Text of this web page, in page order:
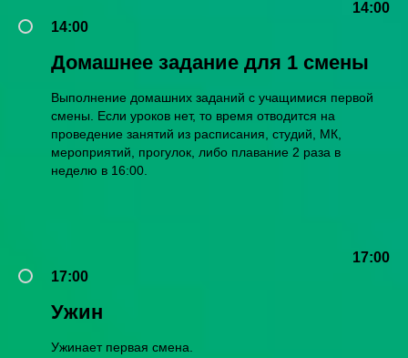
14:00
14:00
Домашнее задание для 1 смены
Выполнение домашних заданий с учащимися первой
смены. Если уроков нет, то время отводится на
проведение занятий из расписания, студий, МК,
мероприятий, прогулок, либо плавание 2 раза в
неделю в 16:00.
17:00
17:00
Ужин
Ужинает первая смена.